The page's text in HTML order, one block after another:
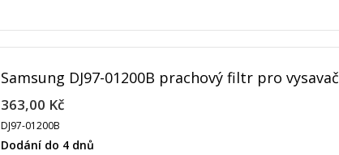
Samsung DJ97-01200B prachový filtr pro vysavač
363,00 Kč
DJ97-01200B
Dodání do 4 dnů